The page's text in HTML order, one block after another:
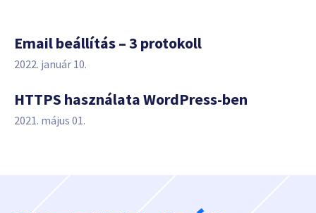
Email beállítás – 3 protokoll
2022. január 10.
HTTPS használata WordPress-ben
2021. május 01.